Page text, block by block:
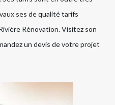
ses de qualité tarifs
Rénovation. Visitez son
un devis de votre projet